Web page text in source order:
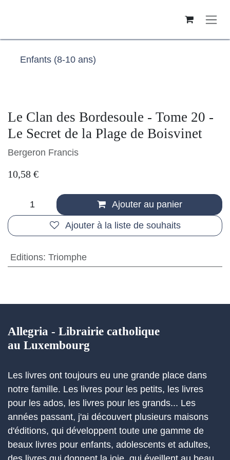
Enfants (8-10 ans)
Le Clan des Bordesoule - Tome 20 -
Le Secret de la Plage de Boisvinet
Bergeron Francis
10,58 €
Ajouter au panier
Ajouter à la liste de souhaits
Editions: Triomphe
Allegria - Librairie catholique
au Luxembourg
Les livres ont toujours eu une grande place dans
notre famille. Les livres pour les petits, les livres
pour les ados, les livres pour les grands... Les
années passant, j'ai découvert plusieurs maisons
d'éditions, qui développent toute une gamme de
beaux livres pour enfants, adolescents et adultes,